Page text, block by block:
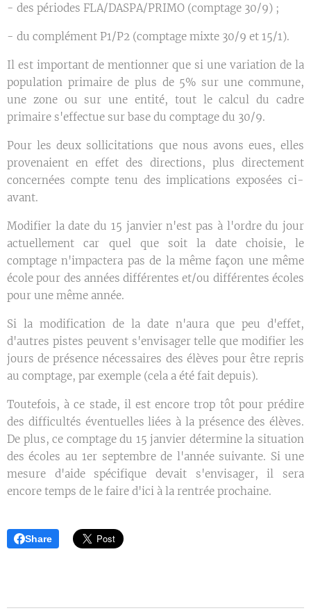
- des périodes FLA/DASPA/PRIMO (comptage 30/9) ;
- du complément P1/P2 (comptage mixte 30/9 et 15/1).
Il est important de mentionner que si une variation de la
population primaire de plus de 5% sur une commune,
une zone ou sur une entité, tout le calcul du cadre
primaire s'effectue sur base du comptage du 30/9.
Pour les deux sollicitations que nous avons eues, elles
provenaient en effet des directions, plus directement
concernées compte tenu des implications exposées ci-
avant.
Modifier la date du 15 janvier n'est pas à l'ordre du jour
actuellement car quel que soit la date choisie, le
comptage n'impactera pas de la même façon une même
école pour des années différentes et/ou différentes écoles
pour une même année.
Si la modification de la date n'aura que peu d'effet,
d'autres pistes peuvent s'envisager telle que modifier les
jours de présence nécessaires des élèves pour être repris
au comptage, par exemple (cela a été fait depuis).
Toutefois, à ce stade, il est encore trop tôt pour prédire
des difficultés éventuelles liées à la présence des élèves.
De plus, ce comptage du 15 janvier détermine la situation
des écoles au 1er septembre de l'année suivante. Si une
mesure d'aide spécifique devait s'envisager, il sera
encore temps de le faire d'ici à la rentrée prochaine.
Share